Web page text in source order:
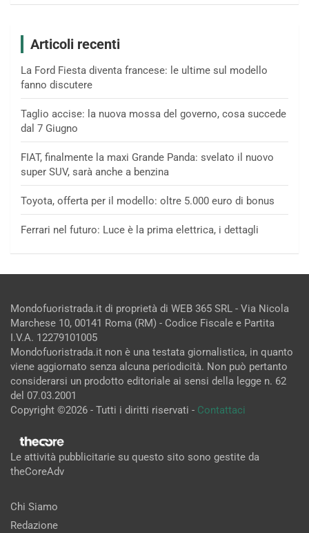
Articoli recenti
La Ford Fiesta diventa francese: le ultime sul modello
fanno discutere
Taglio accise: la nuova mossa del governo, cosa succede
dal 7 Giugno
FIAT, finalmente la maxi Grande Panda: svelato il nuovo
super SUV, sarà anche a benzina
Toyota, offerta per il modello: oltre 5.000 euro di bonus
Ferrari nel futuro: Luce è la prima elettrica, i dettagli
Mondofuoristrada.it di proprietà di WEB 365 SRL - Via Nicola
Marchese 10, 00141 Roma (RM) - Codice Fiscale e Partita
I.V.A. 12279101005
Mondofuoristrada.it non è una testata giornalistica, in quanto
viene aggiornato senza alcuna periodicità. Non può pertanto
considerarsi un prodotto editoriale ai sensi della legge n. 62
del 07.03.2001
Copyright ©2026 - Tutti i diritti riservati - Contattaci
Le attività pubblicitarie su questo sito sono gestite da
theCoreAdv
Chi Siamo
Redazione